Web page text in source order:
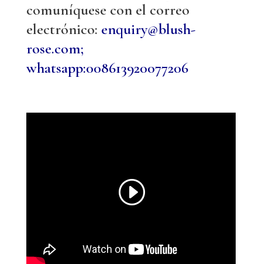
comuníquese con el correo
electrónico: enquiry@blush-
rose.com;
whatsapp:008613920077206